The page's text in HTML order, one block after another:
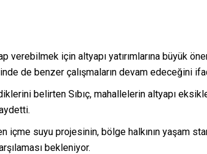
verebilmek için altyapı yatırımlarına büyük
de benzer çalışmaların devam edeceğini
belirten Sıbıç, mahallelerin altyapı
içme suyu projesinin, bölge halkının yaşam
bekleniyor.